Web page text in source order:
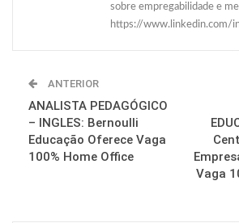
sobre empregabilidade e
https://www.linkedin.com/
ANTERIOR
ANALISTA PEDAGÓGICO
– INGLES: Bernoulli
Educação Oferece Vaga
100% Home Office
Vaga